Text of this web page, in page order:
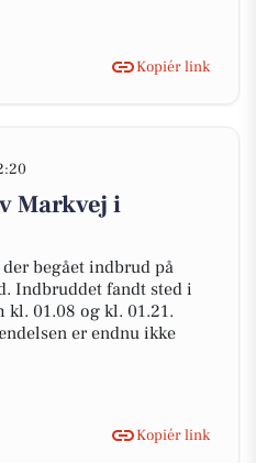
Kopiér link
Markvej i
begået indbrud på
Indbruddet fandt sted i
01.08 og kl. 01.21.
er endnu ikke
Kopiér link